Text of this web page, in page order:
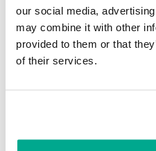
our social media,
may combine it with other
provided to them or that
of their services.